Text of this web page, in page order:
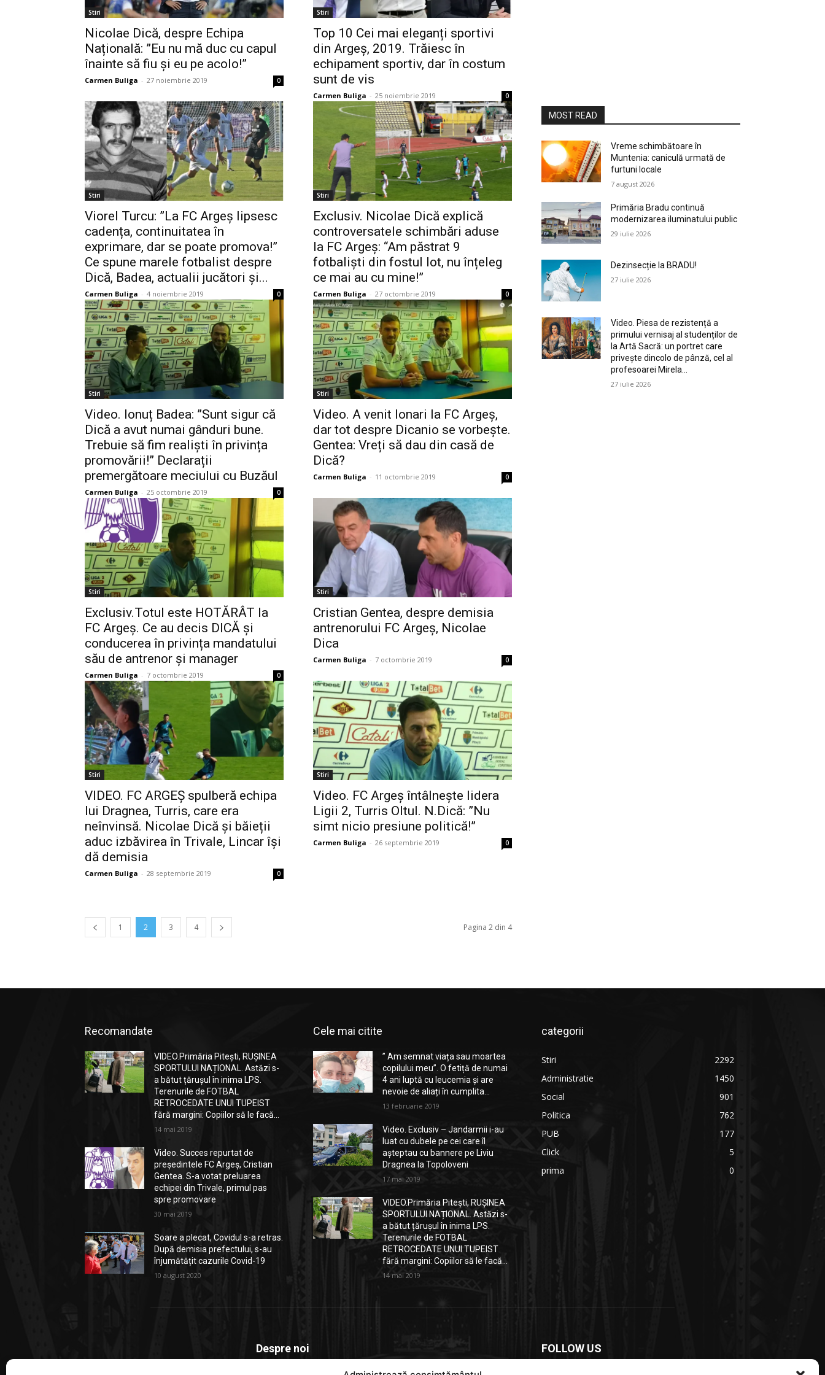
Stiri
Nicolae Dică, despre Echipa
Națională: ”Eu nu mă duc cu capul
înainte să fiu și eu pe acolo!”
Carmen Buliga - 27 noiembrie 2019 0
Stiri
Top 10 Cei mai eleganți sportivi
din Argeș, 2019. Trăiesc în
echipament sportiv, dar în costum
sunt de vis
Carmen Buliga - 25 noiembrie 2019 0
Stiri
Viorel Turcu: ”La FC Argeș lipsesc
cadența, continuitatea în
exprimare, dar se poate promova!”
Ce spune marele fotbalist despre
Dică, Badea, actualii jucători și...
Carmen Buliga - 4 noiembrie 2019 0
Stiri
Exclusiv. Nicolae Dică explică
controversatele schimbări aduse
la FC Argeș: “Am păstrat 9
fotbaliști din fostul lot, nu înțeleg
ce mai au cu mine!”
Carmen Buliga - 27 octombrie 2019 0
Stiri
Video. Ionuț Badea: ”Sunt sigur că
Dică a avut numai gânduri bune.
Trebuie să fim realiști în privința
promovării!” Declarații
premergătoare meciului cu Buzăul
Carmen Buliga - 25 octombrie 2019 0
Stiri
Video. A venit Ionari la FC Argeș,
dar tot despre Dicanio se vorbește.
Gentea: Vreți să dau din casă de
Dică?
Carmen Buliga - 11 octombrie 2019 0
Stiri
Exclusiv.Totul este HOTĂRÂT la
FC Argeș. Ce au decis DICĂ și
conducerea în privința mandatului
său de antrenor și manager
Carmen Buliga - 7 octombrie 2019 0
Stiri
Cristian Gentea, despre demisia
antrenorului FC Argeș, Nicolae
Dica
Carmen Buliga - 7 octombrie 2019 0
Stiri
VIDEO. FC ARGEȘ spulberă echipa
lui Dragnea, Turris, care era
neînvinsă. Nicolae Dică și băieții
aduc izbăvirea în Trivale, Lincar își
dă demisia
Carmen Buliga - 28 septembrie 2019 0
Stiri
Video. FC Argeș întâlnește lidera
Ligii 2, Turris Oltul. N.Dică: ”Nu
simt nicio presiune politică!”
Carmen Buliga - 26 septembrie 2019 0
1 2 3 4 Pagina 2 din 4
MOST READ
Vreme schimbătoare în
Muntenia: caniculă urmată de
furtuni locale
7 august 2026
Primăria Bradu continuă
modernizarea iluminatului public
29 iulie 2026
Dezinsecție la BRADU!
27 iulie 2026
Video. Piesa de rezistență a
primului vernisaj al studenților de
la Artă Sacră: un portret care
privește dincolo de pânză, cel al
profesoarei Mirela...
27 iulie 2026
Recomandate
VIDEO.Primăria Pitești, RUȘINEA
SPORTULUI NAȚIONAL. Astăzi s-
a bătut țărușul în inima LPS.
Terenurile de FOTBAL
RETROCEDATE UNUI TUPEIST
fără margini: Copiilor să le facă...
14 mai 2019
Video. Succes repurtat de
președintele FC Argeș, Cristian
Gentea. S-a votat preluarea
echipei din Trivale, primul pas
spre promovare
30 mai 2019
Soare a plecat, Covidul s-a retras.
După demisia prefectului, s-au
înjumătățit cazurile Covid-19
10 august 2020
Cele mai citite
” Am semnat viața sau moartea
copilului meu”. O fetiță de numai
4 ani luptă cu leucemia și are
nevoie de aliați în cumplita...
13 februarie 2019
Video. Exclusiv – Jandarmii i-au
luat cu dubele pe cei care îl
așteptau cu bannere pe Liviu
Dragnea la Topoloveni
17 mai 2019
VIDEO.Primăria Pitești, RUȘINEA
SPORTULUI NAȚIONAL. Astăzi s-
a bătut țărușul în inima LPS.
Terenurile de FOTBAL
RETROCEDATE UNUI TUPEIST
fără margini: Copiilor să le facă...
14 mai 2019
categorii
Stiri
2292
Administratie
1450
Social
901
Politica
762
PUB
177
Click
5
prima
0
Despre noi FOLLOW US